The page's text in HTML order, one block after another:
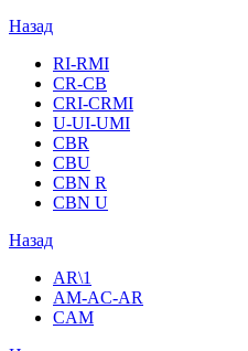
Назад
RI-RMI
CR-CB
СRI-СRMI
U-UI-UMI
CBR
CBU
CBN R
CBN U
Назад
AR\1
AM-AC-AR
CAM